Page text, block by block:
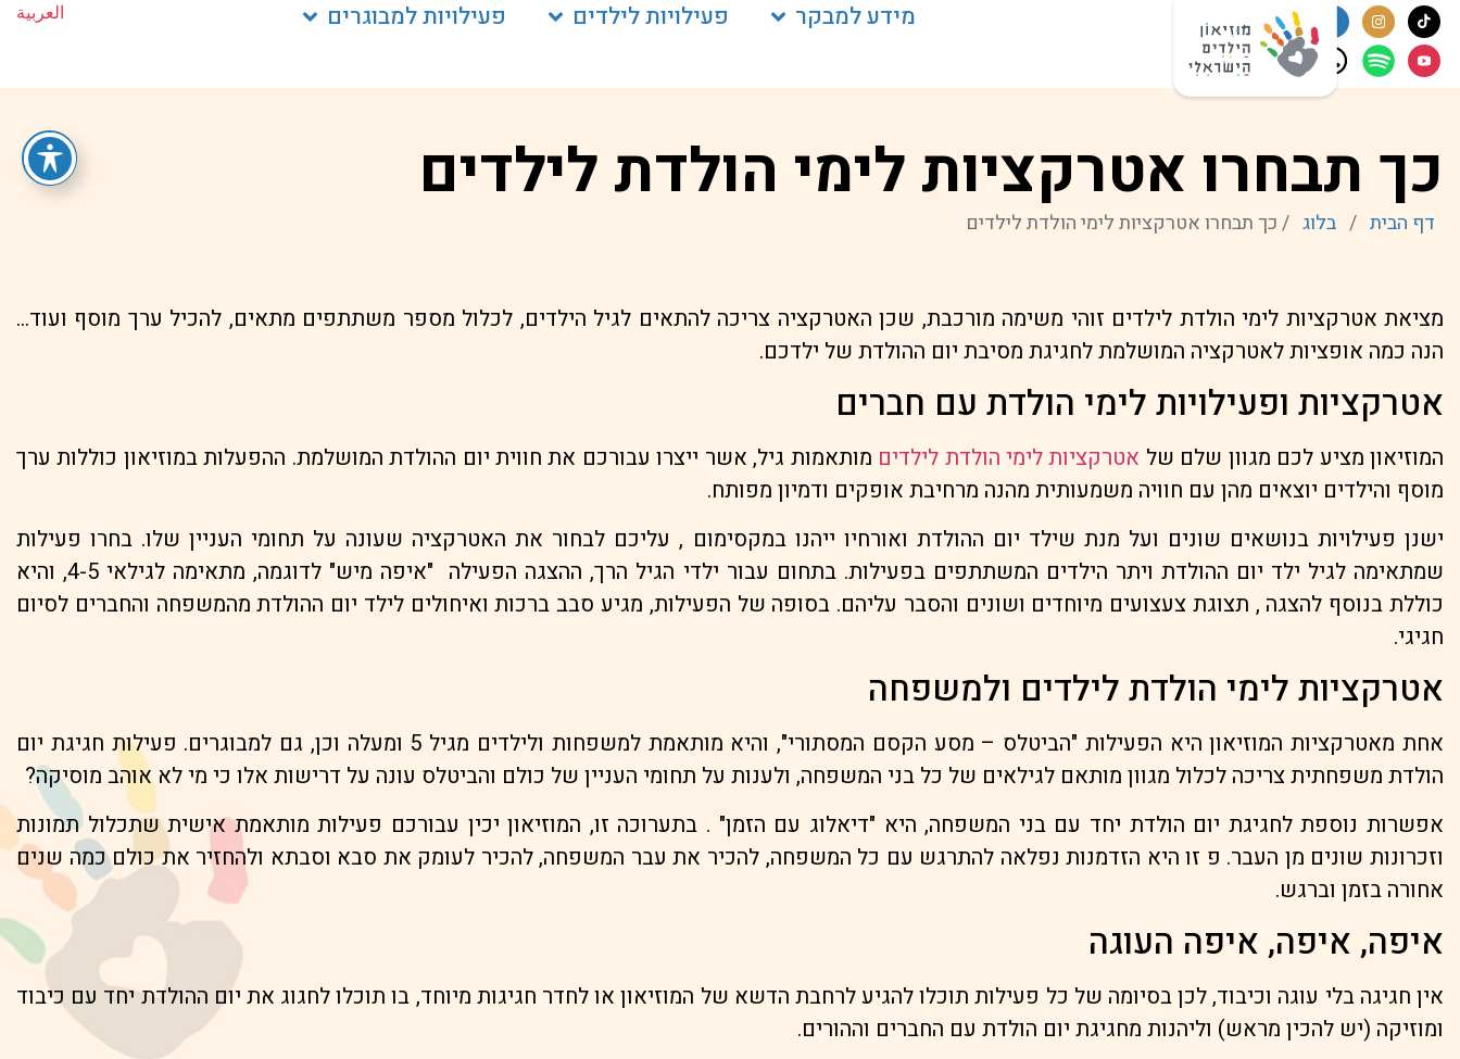
מידע למבקר פעילויות לילדים פעילויות למבוגרים العربية
כך תבחרו אטרקציות לימי הולדת לילדים
דף הבית / בלוג /כך תבחרו אטרקציות לימי הולדת לילדים
מציאת אטרקציות לימי הולדת לילדים זוהי משימה מורכבת, שכן האטרקציה צריכה להתאים לגיל הילדים, לכלול מספר משתתפים מתאים, להכיל ערך מוסף ועוד…
הנה כמה אופציות לאטרקציה המושלמת לחגיגת מסיבת יום ההולדת של ילדכם.
אטרקציות ופעילויות לימי הולדת עם חברים
המוזיאון מציע לכם מגוון שלם של אטרקציות לימי הולדת לילדים מותאמות גיל, אשר ייצרו עבורכם את חווית יום ההולדת המושלמת. ההפעלות במוזיאון כוללות ערך
מוסף והילדים יוצאים מהן עם חוויה משמעותית מהנה מרחיבת אופקים ודמיון מפותח.
ישנן פעילויות בנושאים שונים ועל מנת שילד יום ההולדת ואורחיו ייהנו במקסימום , עליכם לבחור את האטרקציה שעונה על תחומי העניין שלו. בחרו פעילות
שמתאימה לגיל ילד יום ההולדת ויתר הילדים המשתתפים בפעילות. בתחום עבור ילדי הגיל הרך, ההצגה הפעילה "איפה מיש" לדוגמה, מתאימה לגילאי 4-5, והיא
כוללת בנוסף להצגה , תצוגת צעצועים מיוחדים ושונים והסבר עליהם. בסופה של הפעילות, מגיע סבב ברכות ואיחולים לילד יום ההולדת מהמשפחה והחברים לסיום
חגיגי.
אטרקציות לימי הולדת לילדים ולמשפחה
אחת מאטרקציות המוזיאון היא הפעילות "הביטלס – מסע הקסם המסתורי", והיא מותאמת למשפחות ולילדים מגיל 5 ומעלה וכן, גם למבוגרים. פעילות חגיגת יום
הולדת משפחתית צריכה לכלול מגוון מותאם לגילאים של כל בני המשפחה, ולענות על תחומי העניין של כולם והביטלס עונה על דרישות אלו כי מי לא אוהב מוסיקה?
אפשרות נוספת לחגיגת יום הולדת יחד עם בני המשפחה, היא "דיאלוג עם הזמן" . בתערוכה זו, המוזיאון יכין עבורכם פעילות מותאמת אישית שתכלול תמונות
וזכרונות שונים מן העבר. פ זו היא הזדמנות נפלאה להתרגש עם כל המשפחה, להכיר את עבר המשפחה, להכיר לעומק את סבא וסבתא ולהחזיר את כולם כמה שנים
אחורה בזמן וברגש.
איפה, איפה, איפה העוגה
אין חגיגה בלי עוגה וכיבוד, לכן בסיומה של כל פעילות תוכלו להגיע לרחבת הדשא של המוזיאון או לחדר חגיגות מיוחד, בו תוכלו לחגוג את יום ההולדת יחד עם כיבוד
ומוזיקה (יש להכין מראש) וליהנות מחגיגת יום הולדת עם החברים וההורים.